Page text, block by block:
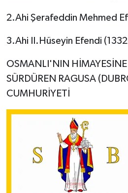
2.Ahi Şerafeddin Mehmed
3.Ahi II.Hüseyin Efendi
OSMANLI'NIN HİMAYESİNE
SÜRDÜREN RAGUSA
CUMHURİYETİ